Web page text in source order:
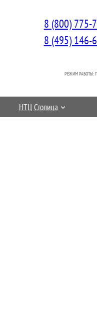
8 (800) 775-
8 (495) 146-
РЕЖИМ РАБОТЫ:
НТЦ Столица